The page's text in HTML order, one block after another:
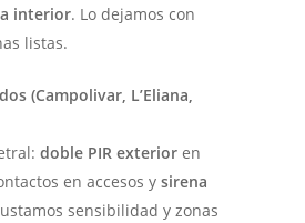
interior. Lo dejamos con
listas.
(Campolivar, L’Eliana,
doble PIR exterior en
en accesos ysirena
sensibilidad y zonas